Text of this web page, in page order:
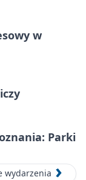
w
Parki
wydarzenia